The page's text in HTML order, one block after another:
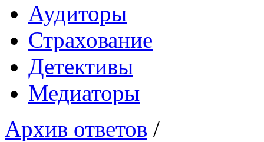
Аудиторы
Страхование
Детективы
Медиаторы
Архив ответов /